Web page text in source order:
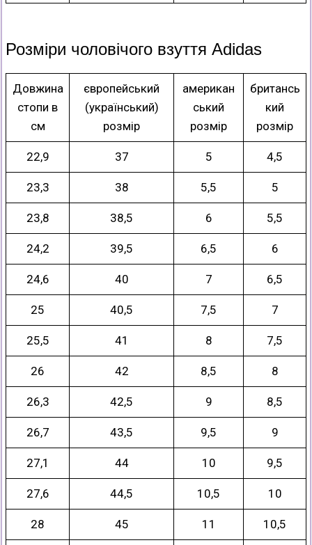
Розміри чоловічого взуття Adidas
Довжина
стопи в
см
європейський
(український)
розмір
американ
ський
розмір
британсь
кий
розмір
22,9 37 5 4,5
23,3 38 5,5 5
23,8 38,5 6 5,5
24,2 39,5 6,5 6
24,6 40 7 6,5
25 40,5 7,5 7
25,5 41 8 7,5
26 42 8,5 8
26,3 42,5 9 8,5
26,7 43,5 9,5 9
27,1 44 10 9,5
27,6 44,5 10,5 10
28 45 11 10,5